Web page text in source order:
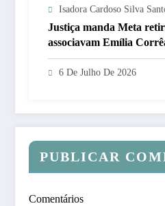
Isadora Cardoso Silva
Justiça manda Meta
associavam Emília
identificar responsáveis
6 De Julho De 2026
PUBLICAR
Comentários